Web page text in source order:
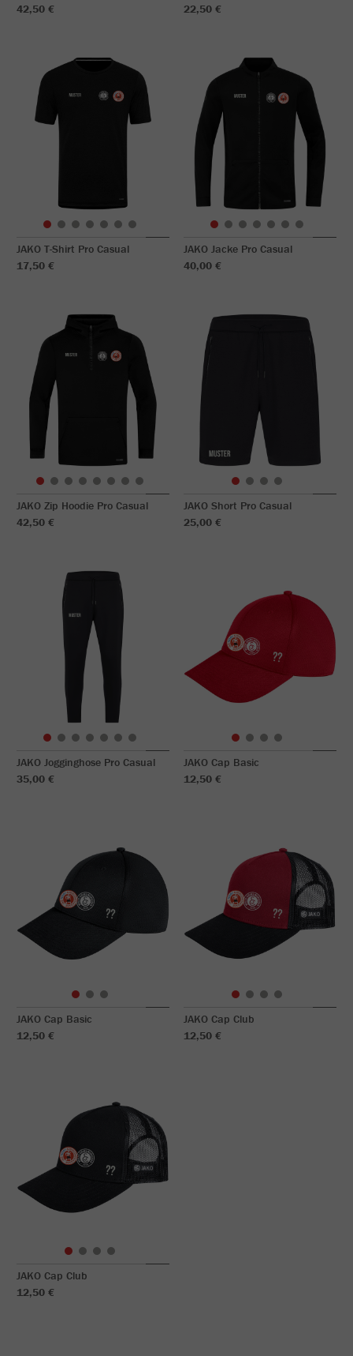
42,50 € 22,50 €
JAKO T-Shirt Pro Casual
17,50 €
JAKO Jacke Pro Casual
40,00 €
JAKO Zip Hoodie Pro Casual
42,50 €
JAKO Short Pro Casual
25,00 €
JAKO Jogginghose Pro Casual
35,00 €
JAKO Cap Basic
12,50 €
JAKO Cap Basic
12,50 €
JAKO Cap Club
12,50 €
JAKO Cap Club
12,50 €